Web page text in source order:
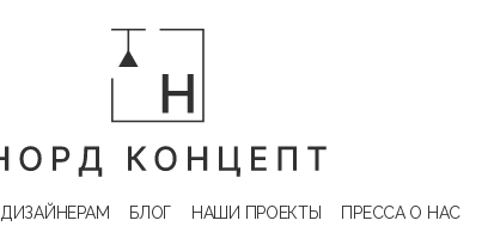
ДИЗАЙНЕРАМ БЛОГ НАШИ ПРОЕКТЫ ПРЕССА О НАС